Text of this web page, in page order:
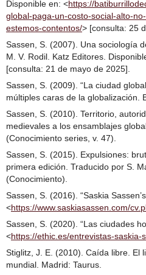
Disponible en: <https://
global-paga-un-costo-social-alto-
estemos-contentos/> [consulta: 25
Sassen, S. (2007). Una sociología
M. V. Rodil. Katz Editores.
[consulta: 21 de mayo de 2025].
Sassen, S. (2009). “La ciudad
múltiples caras de la globalización.
Sassen, S. (2010). Territorio,
medievales a los ensamblajes
(Conocimiento series, v. 47).
Sassen, S. (2015). Expulsiones:
primera edición. Traducido por S.
(Conocimiento).
Sassen, S. (2016). “Saskia
<https://www.saskiasassen.com/
Sassen, S. (2020). “Las ciudades
<https://ethic.es/entrevistas-saskia-
Stiglitz, J. E. (2010). Caída libre. El
mundial. Madrid: Taurus.